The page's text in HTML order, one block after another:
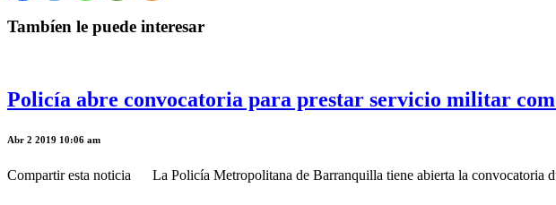
Tambíen le puede interesar
Policía abre convocatoria para prestar servicio militar
Abr 2 2019 10:06 am
Compartir esta noticia La Policía Metropolitana de Barranquilla tiene abierta la convocatoria